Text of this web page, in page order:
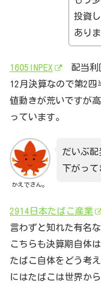
投資
ありま
1605INPEX 配当利
12月決算なので第2四
値動きが荒いですが
っています。
かえでさん。
だいぶ配
下がって
2914日本たばこ産業
言わずと知れた有名な
こちらも決算期自体は
たばこ自体をどう考
にはたばこは世界か